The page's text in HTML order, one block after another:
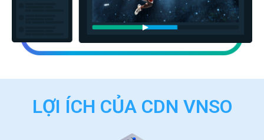
LỢI ÍCH CỦA CDN VNSO